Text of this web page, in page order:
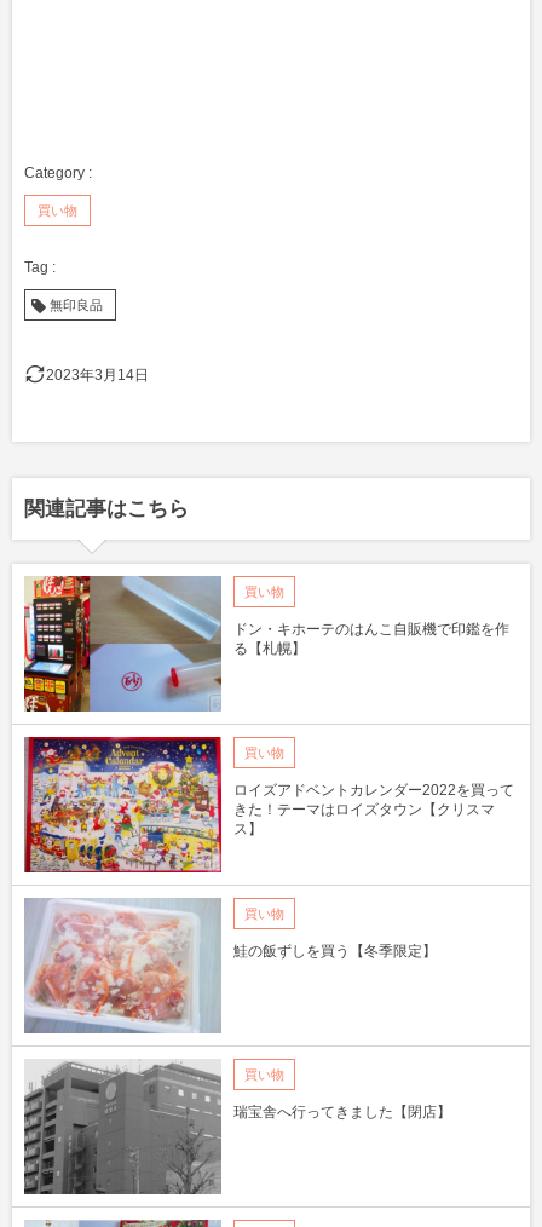
買い物
無印良品
2023年3月14日
関連記事はこちら
買い物
ドン・キホーテのはんこ自販機で印鑑を作
る【札幌】
買い物
ロイズアドベントカレンダー2022を買って
きた！テーマはロイズタウン【クリスマ
ス】
買い物
鮭の飯ずしを買う【冬季限定】
買い物
瑞宝舎へ行ってきました【閉店】